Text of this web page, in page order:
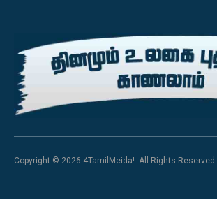
Copyright © 2026 4TamilMeida!. All Rights Reserved.